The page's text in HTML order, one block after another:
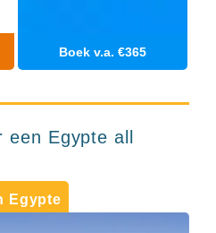
Boek v.a. €365
Egypte all
Egypte